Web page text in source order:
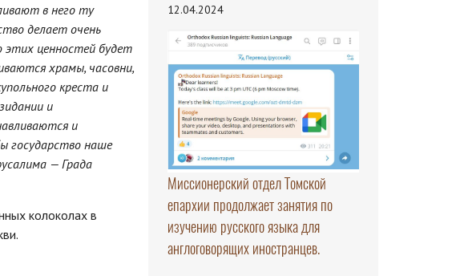
в него ту
делает очень
этих ценностей будет
храмы, часовни,
креста и
и
и
государство наше
— Града
колоколах в
12.04.2024
Миссионерский отдел Томской
епархии продолжает занятия по
изучению русского языка для
англоговорящих иностранцев.